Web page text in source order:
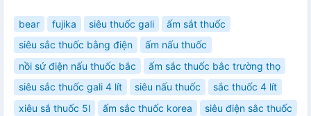
bear fujika siêu thuốc gali
ấm sắt thuốc
siêu sắc thuốc bằng điện
ấm nấu thuốc
nồi sứ điện nấu thuốc bắc
ấm sắc thuốc bắc trường thọ
siêu sắc thuốc gali 4 lít
siêu nấu thuốc
sắc thuốc 4 lít
xiêu sắ thuốc 5l
ấm sắc thuốc korea
siêu điện sắc thuốc